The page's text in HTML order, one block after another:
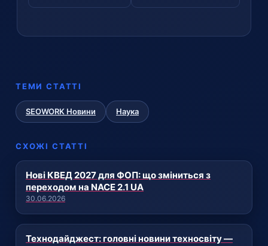
ТЕМИ СТАТТІ
SEOWORK Новини Наука
СХОЖІ СТАТТІ
Нові КВЕД 2027 для ФОП: що зміниться з
переходом на NACE 2.1 UA
30.06.2026
Технодайджест: головні новини техносвіту —